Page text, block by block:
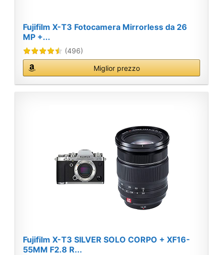
Fujifilm X-T3 Fotocamera Mirrorless da 26
MP +...
(496)
Miglior prezzo
Fujifilm X-T3 SILVER SOLO CORPO + XF16-
55MM F2.8 R...